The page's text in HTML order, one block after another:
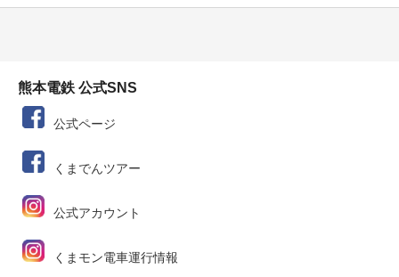
熊本電鉄 公式SNS
公式ページ
くまでんツアー
公式アカウント
くまモン電車運行情報